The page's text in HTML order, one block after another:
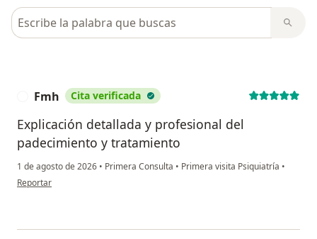
Busca en opiniones
Fmh Cita verificada
Explicación detallada y profesional del
padecimiento y tratamiento
1 de agosto de 2026 • Primera Consulta • Primera visita Psiquiatría •
en opinión del usuario Fmh
Reportar